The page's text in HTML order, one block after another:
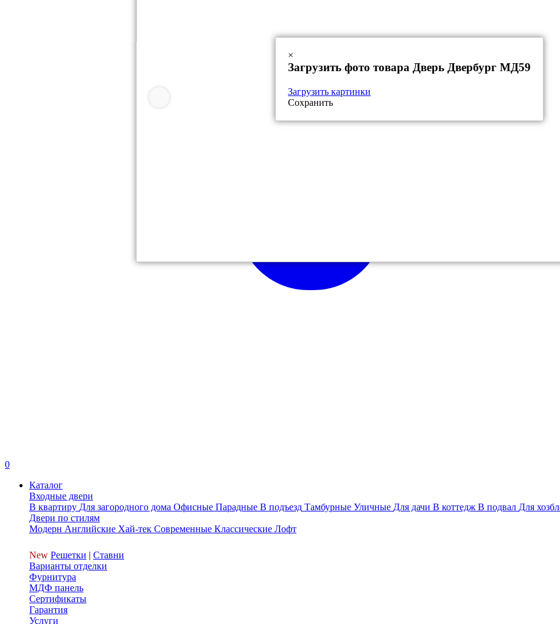
0
Каталог
Входные двери
В квартиру Для загородного дома Офисные Парадные В подъезд Тамбурные Уличные Для дачи В коттедж В подвал Для
Двери по стилям
Модерн Английские Хай-тек Современные Классические Лофт
New Решетки | Ставни
Варианты отделки
Фурнитура
МДФ панель
Сертификаты
Гарантия
Услуги
×
Загрузить фото товара Дверь Двербург МД59
Загрузить картинки
Сохранить